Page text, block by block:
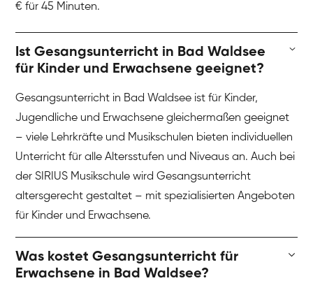
€ für 45 Minuten.
Ist Gesangsunterricht in Bad Waldsee
für Kinder und Erwachsene geeignet?
Gesangsunterricht in Bad Waldsee ist für Kinder,
Jugendliche und Erwachsene gleichermaßen geeignet
– viele Lehrkräfte und Musikschulen bieten individuellen
Unterricht für alle Altersstufen und Niveaus an. Auch bei
der SIRIUS Musikschule wird Gesangsunterricht
altersgerecht gestaltet – mit spezialisierten Angeboten
für Kinder und Erwachsene.
Was kostet Gesangsunterricht für
Erwachsene in Bad Waldsee?